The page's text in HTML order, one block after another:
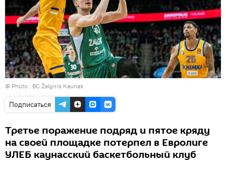
© Photo : BC Žalgiris Kaunas
Подписаться
Третье поражение подряд и пятое кряду
на своей площадке потерпел в Евролиге
УЛЕБ каунасский баскетбольный клуб